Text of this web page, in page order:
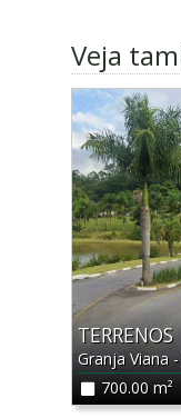
Veja
TERRENOS
Granja Viana
700.00 m²